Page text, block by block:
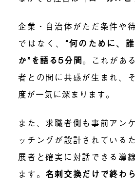
企業・自治体がただ条件や
ではなく、 “何のために、
か”を語る5分間。これがあ
者との間に共感が生まれ、
度が一気に深まります。
また、求職者側も事前アン
ッチングが設計されている
展者と確実に対話できる導
ます。名刺交換だけで終わ